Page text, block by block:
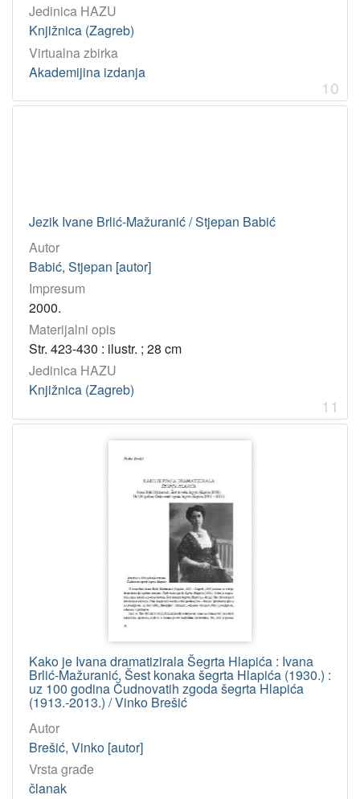
Jedinica HAZU
Knjižnica (Zagreb)
Virtualna zbirka
Akademijina izdanja
10
Jezik Ivane Brlić-Mažuranić / Stjepan Babić
Autor
Babić, Stjepan [autor]
Impresum
2000.
Materijalni opis
Str. 423-430 : ilustr. ; 28 cm
Jedinica HAZU
Knjižnica (Zagreb)
11
Kako je Ivana dramatizirala Šegrta Hlapića : Ivana
Brlić-Mažuranić, Šest konaka šegrta Hlapića (1930.) :
uz 100 godina Čudnovatih zgoda šegrta Hlapića
(1913.-2013.) / Vinko Brešić
Autor
Brešić, Vinko [autor]
Vrsta građe
članak